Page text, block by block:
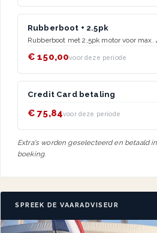
Rubberboot + 2.5pk
Rubberboot met 2,5pk motor voor max.
€ 150,00voor deze periode
Credit Card betaling
€ 75,84voor deze periode
Extra's worden geselecteerd en betaald
boeking.
SPREEK DE VAARADVISEUR